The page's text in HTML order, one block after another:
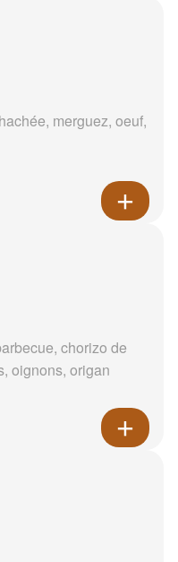
merguez, oeuf,
chorizo de
oignons, origan